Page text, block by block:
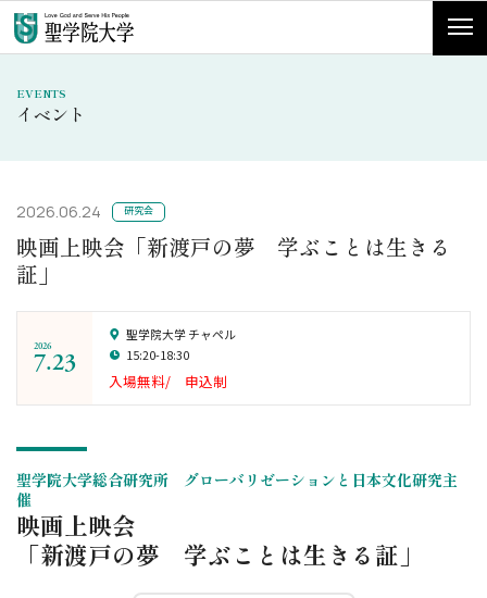
EVENTS
イベント
2026.06.24 研究会
映画上映会「新渡戸の夢 学ぶことは生きる
証」
2026
7.23
聖学院大学 チャペル
15:20-18:30
入場無料/ 申込制
聖学院大学総合研究所 グローバリゼーションと日本文化研究主
催
映画上映会
「新渡戸の夢 学ぶことは生きる証」